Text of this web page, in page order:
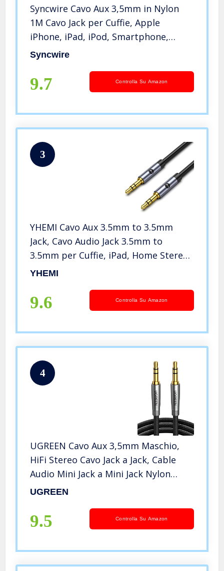
Syncwire Cavo Aux 3,5mm in Nylon
1M Cavo Jack per Cuffie, Apple
iPhone, iPad, iPod, Smartphone,
Autoradio, MP3, Echo DOT ECC –
Syncwire
9.7 Controlla Su Amazon
3
YHEMI Cavo Aux 3.5mm to 3.5mm
Jack, Cavo Audio Jack 3.5mm to
3.5mm per Cuffie, iPad, Home Stereo,
Laptop, Autoradio, MP3, Tablet e
YHEMI
9.6 Controlla Su Amazon
4
UGREEN Cavo Aux 3,5mm Maschio,
HiFi Stereo Cavo Jack a Jack, Cable
Audio Mini Jack a Mini Jack Nylon
Intrecciato per Cuffie, Smartphone,
1 Metri
UGREEN
9.5 Controlla Su Amazon